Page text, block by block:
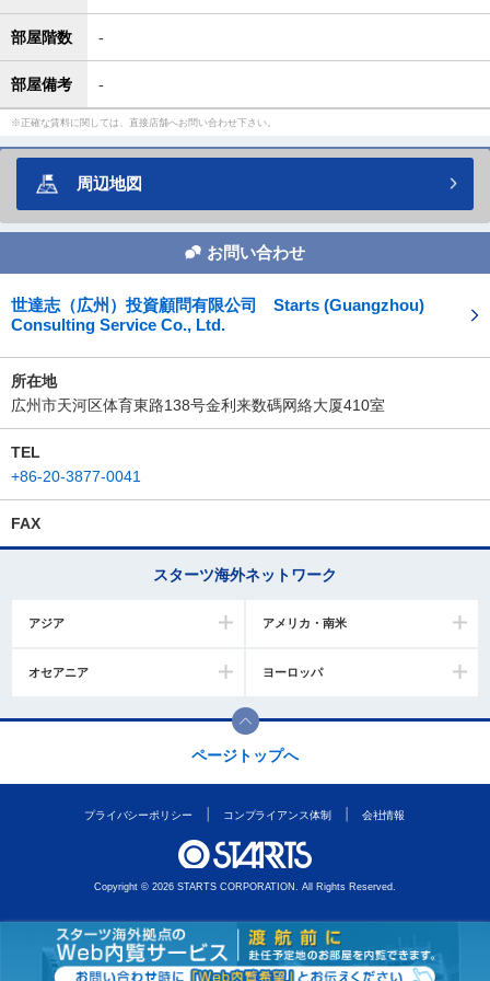
部屋階数 -
部屋備考 -
正確な賃料に関しては、直接店舗へお問い合わせ下さい。
周辺地図
お問い合わせ
世達志（広州）投資顧問有限公司 Starts (Guangzhou)
Consulting Service Co., Ltd.
所在地
広州市天河区体育東路138号金利来数碼网絡大厦410室
TEL
+86-20-3877-0041
FAX
スターツ海外ネットワーク
アジア アメリカ・南米
オセアニア ヨーロッパ
ページトップへ
プライバシーポリシー コンプライアンス体制 会社情報
Copyright © 2026 STARTS CORPORATION. All Rights Reserved.